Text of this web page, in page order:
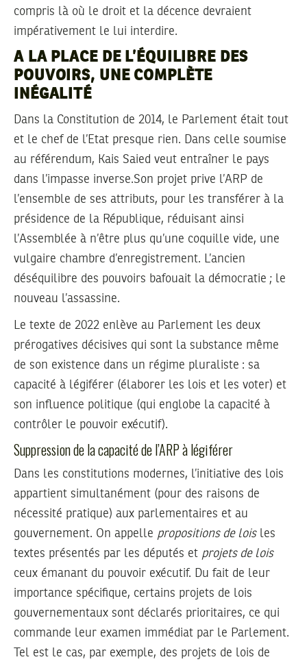
compris là où le droit et la décence devraient
impérativement le lui interdire.
A LA PLACE DE L’ÉQUILIBRE DES
POUVOIRS, UNE COMPLÈTE
INÉGALITÉ
Dans la Constitution de 2014, le Parlement était tout
et le chef de l’Etat presque rien. Dans celle soumise
au référendum, Kais Saied veut entraîner le pays
dans l’impasse inverse.Son projet prive l’ARP de
l’ensemble de ses attributs, pour les transférer à la
présidence de la République, réduisant ainsi
l’Assemblée à n’être plus qu’une coquille vide, une
vulgaire chambre d’enregistrement. L’ancien
déséquilibre des pouvoirs bafouait la démocratie ; le
nouveau l’assassine.
Le texte de 2022 enlève au Parlement les deux
prérogatives décisives qui sont la substance même
de son existence dans un régime pluraliste : sa
capacité à légiférer (élaborer les lois et les voter) et
son influence politique (qui englobe la capacité à
contrôler le pouvoir exécutif).
Suppression de la capacité de l’ARP à légiférer
Dans les constitutions modernes, l’initiative des lois
appartient simultanément (pour des raisons de
nécessité pratique) aux parlementaires et au
gouvernement. On appelle propositions de loisles
textes présentés par les députés et projets de lois
ceux émanant du pouvoir exécutif. Du fait de leur
importance spécifique, certains projets de lois
gouvernementaux sont déclarés prioritaires, ce qui
commande leur examen immédiat par le Parlement.
Tel est le cas, par exemple, des projets de lois de